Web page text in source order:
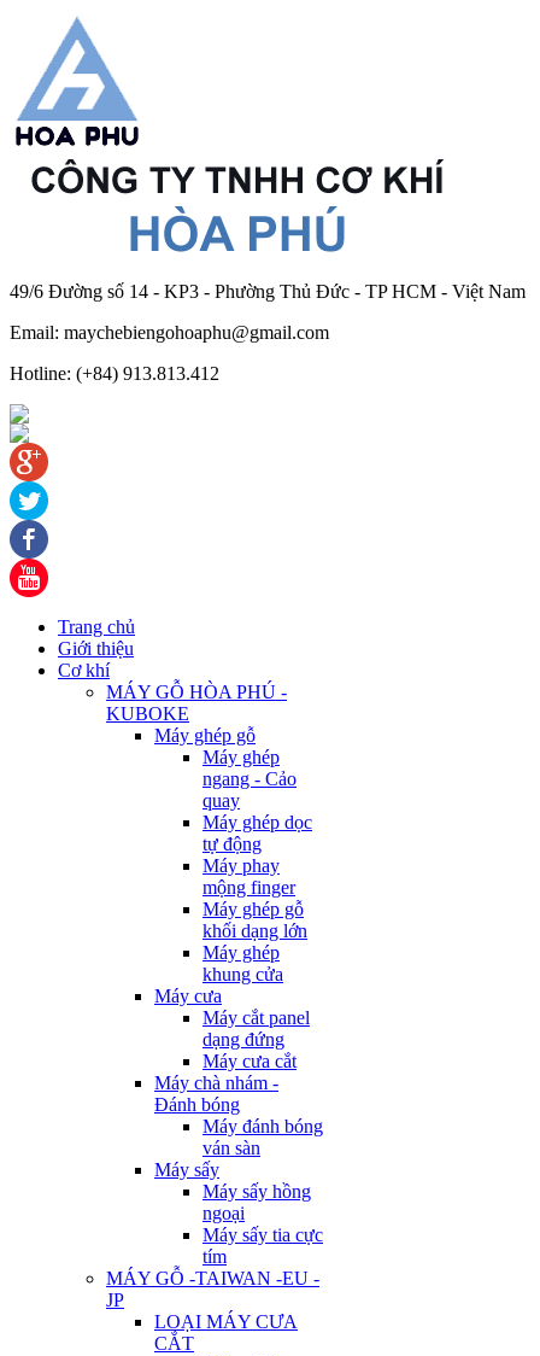
49/6 Đường số 14 - KP3 - Phường Thủ Đức - TP HCM - Việt Nam
Email: maychebiengohoaphu@gmail.com
Hotline: (+84) 913.813.412
Trang chủ
Giới thiệu
Cơ khí
MÁY GỖ HÒA PHÚ -
KUBOKE
Máy ghép gỗ
Máy ghép
ngang - Cảo
quay
Máy ghép dọc
tự động
Máy phay
mộng finger
Máy ghép gỗ
khối dạng lớn
Máy ghép
khung cửa
Máy cưa
Máy cắt panel
dạng đứng
Máy cưa cắt
Máy chà nhám -
Đánh bóng
Máy đánh bóng
ván sàn
Máy sấy
Máy sấy hồng
ngoại
Máy sấy tia cực
tím
MÁY GỖ -TAIWAN -EU -
JP
LOẠI MÁY CƯA
CẮT